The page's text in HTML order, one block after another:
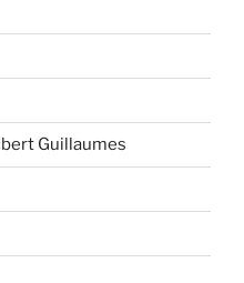
Guillaumes